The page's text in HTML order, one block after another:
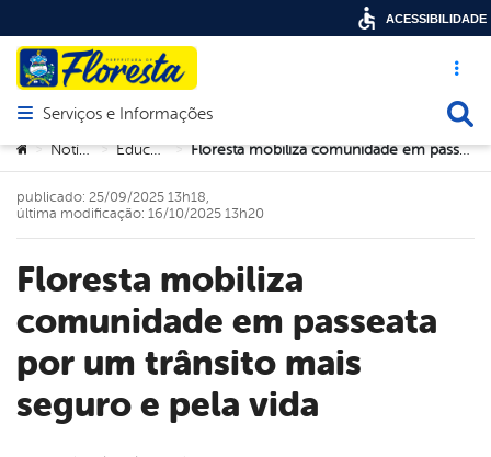
Acesso
Abrir menu principal de navegação
Serviços e Informações
Você está aqui:
> Notícias > Educação > Floresta mobiliza comunidade em passeata por um trânsito mais seguro e pela vida
Floresta mobiliza
comunidade em passeata
por um trânsito mais
seguro e pela vida
publicado: 25/09/2025 13h18,
última modificação: 16/10/2025 13h20
ACESSIBILIDADE